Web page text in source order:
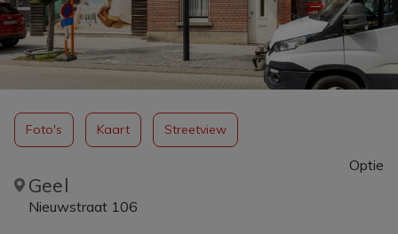
optie
Geel
Nieuwstraat 106
Foto's Kaart Streetview